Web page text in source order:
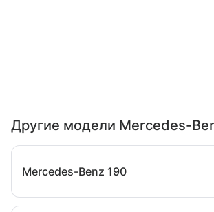
Другие модели Mercedes-
Mercedes-Benz 190